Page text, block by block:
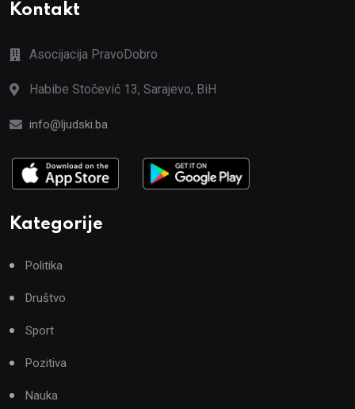
Kontakt
Asocijacija PravoDobro
Habibe Stočević 13, Sarajevo, BiH
info@ljudski.ba
Kategorije
Politika
Društvo
Sport
Pozitiva
Nauka